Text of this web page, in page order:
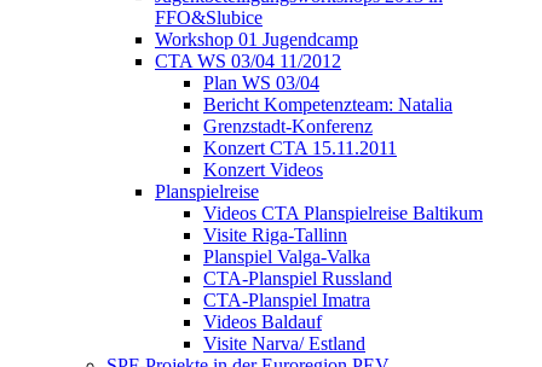
FFO&Slubice
Workshop 01 Jugendcamp
CTA WS 03/04 11/2012
Plan WS 03/04
Bericht Kompetenzteam: Natalia
Grenzstadt-Konferenz
Konzert CTA 15.11.2011
Konzert Videos
Planspielreise
Videos CTA Planspielreise Baltikum
Visite Riga-Tallinn
Planspiel Valga-Valka
CTA-Planspiel Russland
CTA-Planspiel Imatra
Videos Baldauf
Visite Narva/ Estland